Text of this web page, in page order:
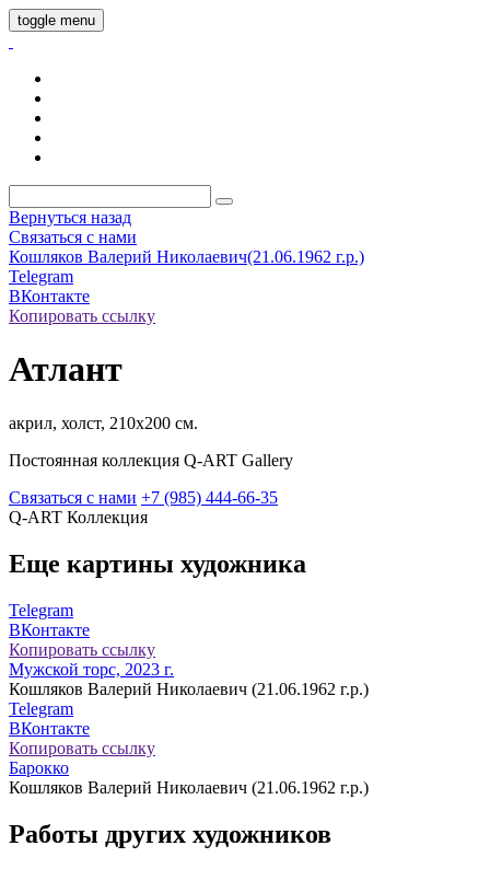
toggle menu
Вернуться назад
Связаться с нами
Кошляков Валерий Николаевич(21.06.1962 г.р.)
Telegram
ВКонтакте
Копировать ссылку
Атлант
акрил, холст, 210х200 см.
Постоянная коллекция Q-ART Gallery
Связаться с нами +7 (985) 444-66-35
Q-ART Коллекция
Еще картины художника
Telegram
ВКонтакте
Копировать ссылку
Мужской торс, 2023 г.
Кошляков Валерий Николаевич (21.06.1962 г.р.)
Telegram
ВКонтакте
Копировать ссылку
Барокко
Кошляков Валерий Николаевич (21.06.1962 г.р.)
Работы других художников